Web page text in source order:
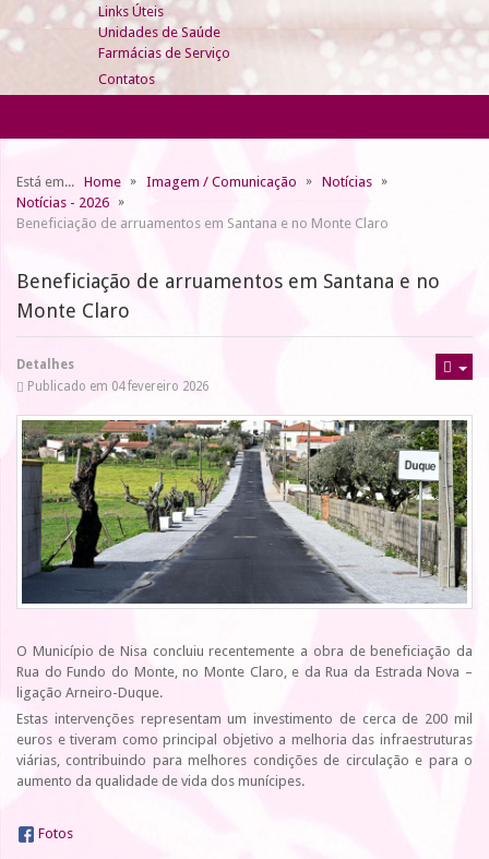
Links Úteis
Unidades de Saúde
Farmácias de Serviço
Contatos
Está em... Home Imagem / Comunicação
Notícias
Notícias - 2026
Beneficiação de arruamentos em Santana e no Monte Claro
Beneficiação de arruamentos em Santana e no
Monte Claro
Detalhes
Publicado em 04 fevereiro 2026
O Município de Nisa concluiu recentemente a obra de beneficiação da
Rua do Fundo do Monte, no Monte Claro, e da Rua da Estrada Nova –
ligação Arneiro-Duque.
Estas intervenções representam um investimento de cerca de 200 mil
euros e tiveram como principal objetivo a melhoria das infraestruturas
viárias, contribuindo para melhores condições de circulação e para o
aumento da qualidade de vida dos munícipes.
Fotos